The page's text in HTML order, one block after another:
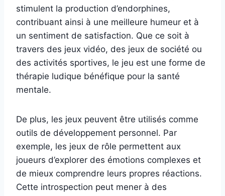
stimulent la production d’endorphines,
contribuant ainsi à une meilleure humeur et à
un sentiment de satisfaction. Que ce soit à
travers des jeux vidéo, des jeux de société ou
des activités sportives, le jeu est une forme de
thérapie ludique bénéfique pour la santé
mentale.
De plus, les jeux peuvent être utilisés comme
outils de développement personnel. Par
exemple, les jeux de rôle permettent aux
joueurs d’explorer des émotions complexes et
de mieux comprendre leurs propres réactions.
Cette introspection peut mener à des